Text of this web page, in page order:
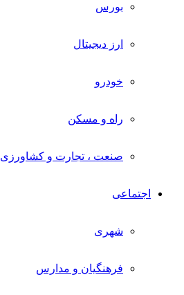
بورس
ارز دیجیتال
خودرو
راه و مسکن
صنعت ، تجارت و کشاورزی
اجتماعی
شهری
فرهنگیان و مدارس